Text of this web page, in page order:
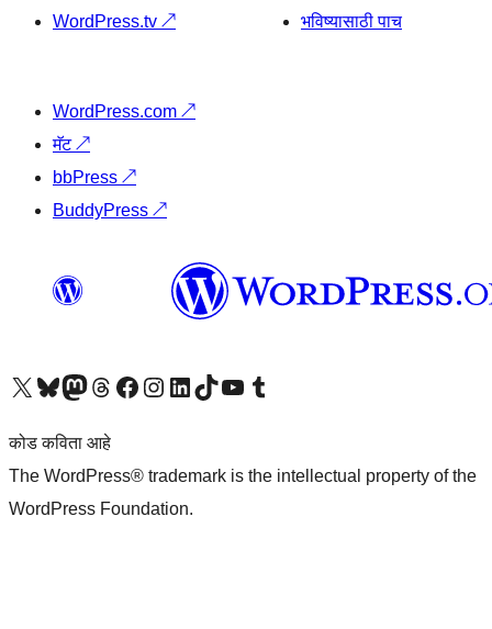
WordPress.tv ↗
भविष्यासाठी पाच
WordPress.com ↗
मॅट↗
bbPress ↗
BuddyPress ↗
आमच्या X (एक्स) (पूर्वीचे ट्विटर) खात्याला भेट द्या आमच्या ब्लूस्की खात्याला भेट द्या.आमच्या Mastodon खात्याला भेट द्या.आमच्या थ्रेड्स खात्याला भेट द्या. आमच्या फेसबुक पेजला भेट द्या आमच्या इंस्टाग्राम खात्याला भेट द्या आमच्या लिंक्डइन खात्याला भेट द्या आमच्या टिकटॉक अकाउंटला भेट द्या.आमच्या यूट्यूब चॅनेलला भेट द्या आमच्या टंबलर खात्याला भेट द्या.
कोड कविता आहे
The WordPress® trademark is the intellectual property of the
WordPress Foundation.